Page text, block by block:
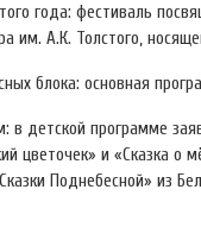
года: фестиваль
им. А.К. Толстого,
блока: основная
детской программе
и «Сказка о
Поднебесной» из